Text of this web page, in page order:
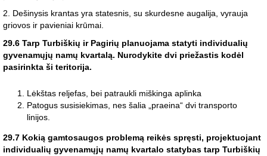
2. Dešinysis krantas yra statesnis, su skurdesne augalija, vyrauja
griovos ir pavieniai krūmai.
29.6 Tarp Turbiškių ir Pagirių planuojama statyti individualių
gyvenamųjų namų kvartalą. Nurodykite dvi priežastis kodėl
pasirinkta ši teritorija.
Lėkštas reljefas, bei patraukli miškinga aplinka
Patogus susisiekimas, nes šalia „praeina“ dvi transporto
linijos.
29.7 Kokią gamtosaugos problemą reikės spręsti, projektuojant
individualių gyvenamųjų namų kvartalo statybas tarp Turbiškių